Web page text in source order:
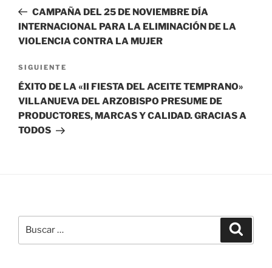
entradas
anterior:
CAMPAÑA DEL 25 DE NOVIEMBRE DÍA
INTERNACIONAL PARA LA ELIMINACIÓN DE LA
VIOLENCIA CONTRA LA MUJER
Siguiente
entrada
SIGUIENTE
ÉXITO DE LA «II FIESTA DEL ACEITE TEMPRANO»
VILLANUEVA DEL ARZOBISPO PRESUME DE
PRODUCTORES, MARCAS Y CALIDAD. GRACIAS A
TODOS
por: